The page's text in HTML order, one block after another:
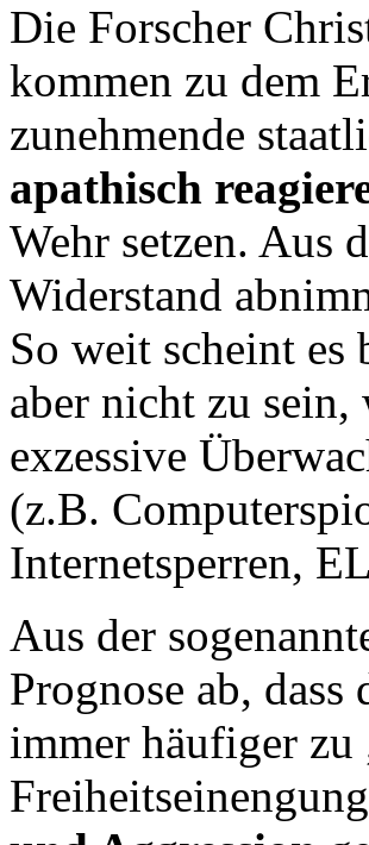
Die Forscher
kommen zu dem
zunehmende
apathisch
Wehr setzen. Aus
Widerstand
So weit scheint es
aber nicht zu
exzessive
(z.B.
Internetsperren,
Aus der
Prognose ab,
immer häufiger zu